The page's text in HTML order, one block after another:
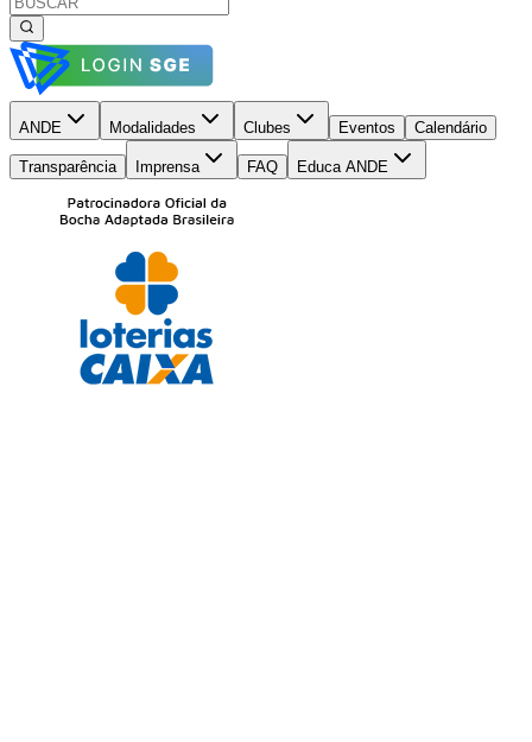
ANDE Modalidades Clubes Eventos Calendário
Transparência Imprensa FAQ Educa ANDE